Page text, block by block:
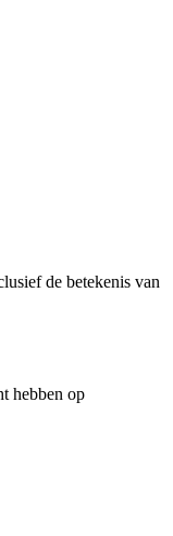
de betekenis van
hebben op